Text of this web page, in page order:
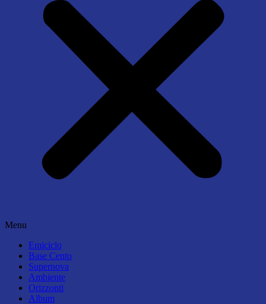
Menu
Emiciclo
Base Cento
Supernova
Ambiente
Orizzonti
Album